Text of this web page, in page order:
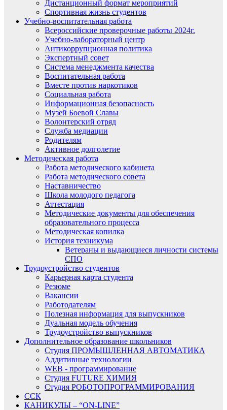
Дистанционный формат мероприятий
Спортивная жизнь студентов
Учебно-воспитательная работа
Всероссийские проверочные работы 2024г.
Учебно-лабораторный центр
Антикоррупционная политика
Экспертный совет
Система менеджмента качества
Воспитательная работа
Вместе против наркотиков
Социальная работа
Информационная безопасность
Музей Боевой Славы
Волонтерский отряд
Служба медиации
Родителям
Активное долголетие
Методическая работа
Работа методического кабинета
Работа методического совета
Наставничество
Школа молодого педагога
Аттестация
Методические документы для обеспечения
образовательного процесса
Методическая копилка
История техникума
Ветераны и выдающиеся личности системы
СПО
Трудоустройство студентов
Карьерная карта студента
Резюме
Вакансии
Работодателям
Полезная информация для выпускников
Дуальная модель обучения
Трудоустройство выпускников
Дополнительное образование школьников
Студия ПРОМЫШЛЕННАЯ АВТОМАТИКА
Аддитивные технологии
WEB - программирование
Студия FUTURE ХИМИЯ
Студия РОБОТОПРОГРАММИРОВАНИЯ
ССК
КАНИКУЛЫ – “ON-LINE”